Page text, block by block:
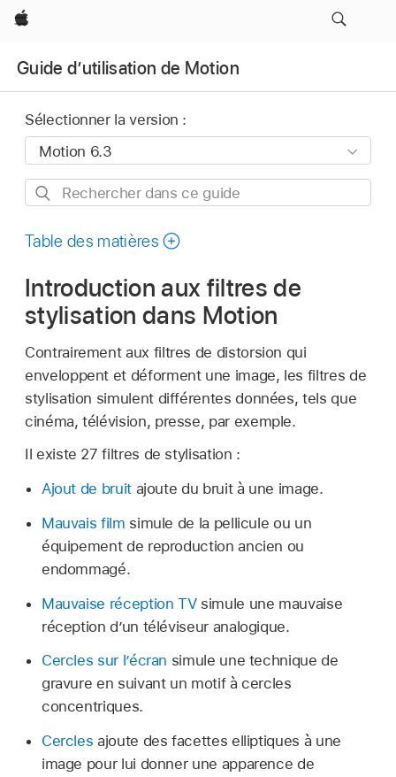
Apple
Guide d’utilisation de Motion
Sélectionner la version :
Rechercher
ce
Table des matières
Introduction aux filtres de
stylisation dans Motion
Contrairement aux filtres de distorsion qui
enveloppent et déforment une image, les filtres de
stylisation simulent différentes données, tels que
cinéma, télévision, presse, par exemple.
Il existe 27 filtres de stylisation :
Ajout de bruitajoute du bruit à une image.
Mauvais film simule de la pellicule ou un
équipement de reproduction ancien ou
endommagé.
Mauvaise réception TVsimule une mauvaise
réception dʼun téléviseur analogique.
Cercles sur l’écran simule une technique de
gravure en suivant un motif à cercles
concentriques.
Cercles ajoute des facettes elliptiques à une
image pour lui donner une apparence de